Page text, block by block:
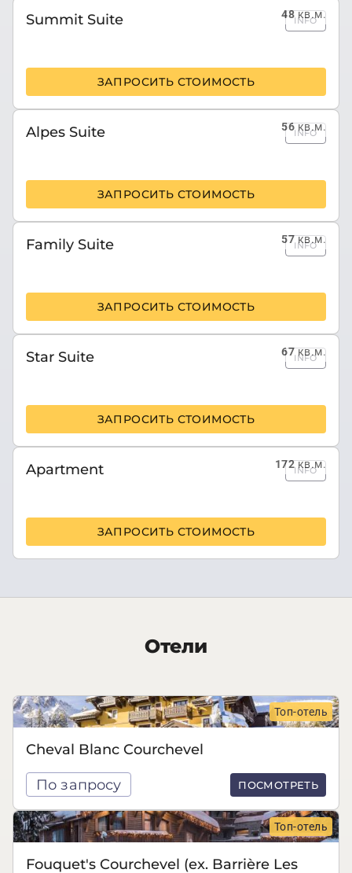
48кв.м.
Summit Suite INFO
ЗАПРОСИТЬ СТОИМОСТЬ
56кв.м.
Alpes Suite INFO
ЗАПРОСИТЬ СТОИМОСТЬ
57кв.м.
Family Suite INFO
ЗАПРОСИТЬ СТОИМОСТЬ
67кв.м.
Star Suite INFO
ЗАПРОСИТЬ СТОИМОСТЬ
172кв.м.
Apartment INFO
ЗАПРОСИТЬ СТОИМОСТЬ
Отели
Топ-отель
Cheval Blanc Courchevel
По запросу ПОСМОТРЕТЬ
Топ-отель
Fouquet's Courchevel (ex. Barrière Les